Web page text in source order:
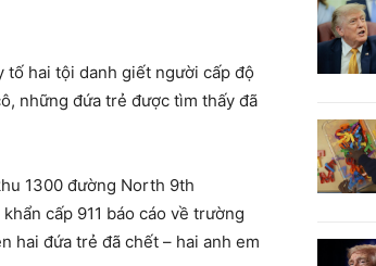
tố hai tội danh giết người cấp độ
những đứa trẻ được tìm thấy đã
1300 đường North 9th
cấp 911 báo cáo về trường
hai đứa trẻ đã chết – hai anh em